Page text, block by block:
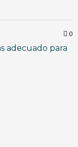
0
adecuado para